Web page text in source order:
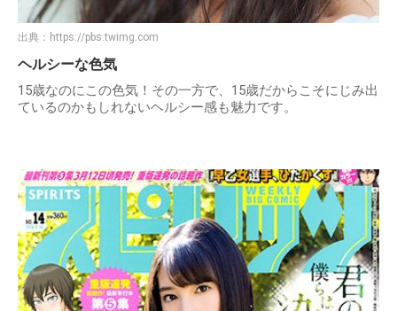
出典： https://pbs.twimg.com
ヘルシーな色気
15歳なのにこの色気！その一方で、15歳だからこそにじみ出
ているのかもしれないヘルシー感も魅力です。